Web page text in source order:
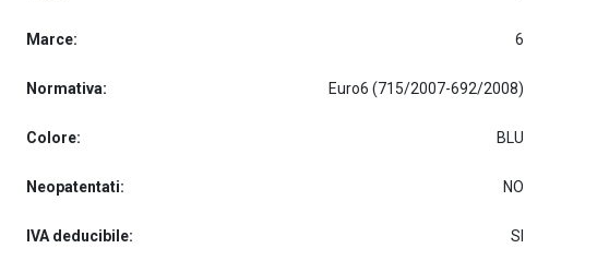
Marce: 6
Normativa: Euro6 (715/2007-692/2008)
Colore: BLU
Neopatentati: NO
IVA deducibile: SI